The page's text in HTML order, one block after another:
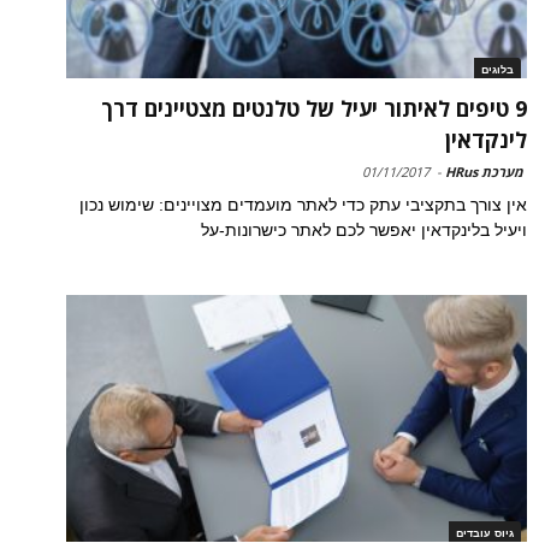
בלוגים
9 טיפים לאיתור יעיל של טלנטים מצטיינים דרך
לינקדאין
מערכת HRus -
01/11/2017
אין צורך בתקציבי עתק כדי לאתר מועמדים מצויינים: שימוש נכון
ויעיל בלינקדאין יאפשר לכם לאתר כישרונות-על
גיוס עובדים